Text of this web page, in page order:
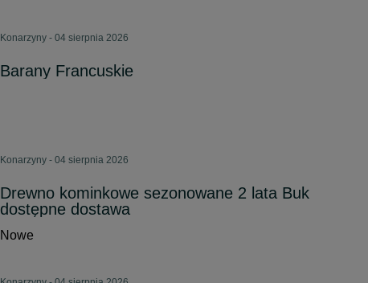
Konarzyny - 04 sierpnia 2026
Barany Francuskie
Konarzyny - 04 sierpnia 2026
Drewno kominkowe sezonowane 2 lata Buk
dostępne dostawa
Nowe